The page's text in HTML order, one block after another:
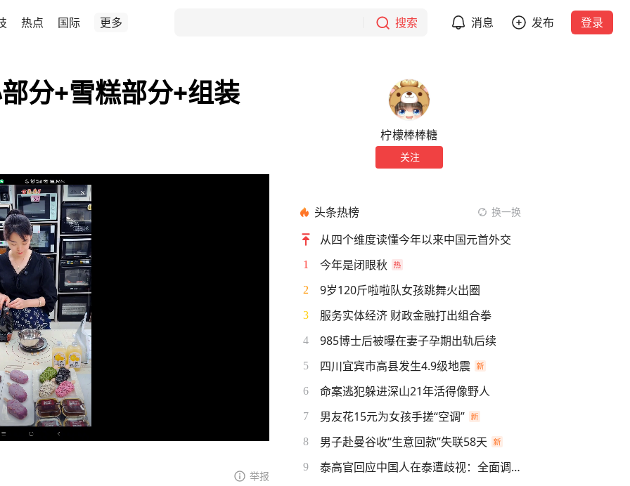
热点 国际 更多 搜索 消息 发布 登录
分+雪糕部分+组装
举报
柠檬棒棒糖
关注
头条热榜 换一换
从四个维度读懂今年以来中国元首外交
1 今年是闭眼秋
2 9岁120斤啦啦队女孩跳舞火出圈
3 服务实体经济 财政金融打出组合拳
4 985博士后被曝在妻子孕期出轨后续
5 四川宜宾市高县发生4.9级地震
6 命案逃犯躲进深山21年活得像野人
7 男友花15元为女孩手搓“空调”
8 男子赴曼谷收“生意回款”失联58天
9 泰高官回应中国人在泰遭歧视：全面调查